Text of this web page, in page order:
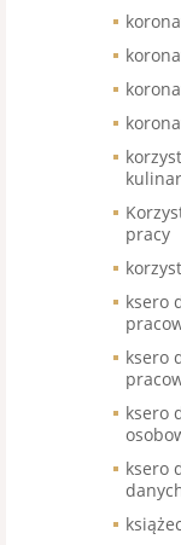
pracy
ksero
ksero
ksero
ksero